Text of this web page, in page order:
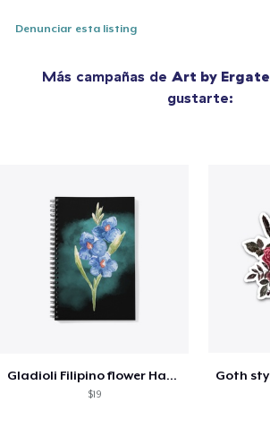
Denunciar esta listing
Más campañas de Art by Ergate
gustarte:
Gladioli Filipino flower Hand
$19